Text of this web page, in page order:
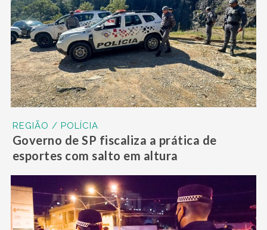
REGIÃO / POLÍCIA
Governo de SP fiscaliza a prática de
esportes com salto em altura